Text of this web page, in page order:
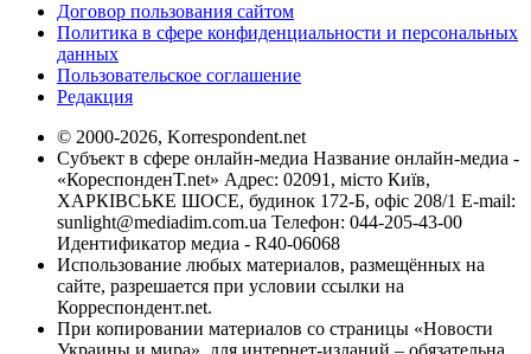
Договор пользования сайтом
Политика в сфере конфиденциальности и персональных
данных
Пользовательское соглашение
Редакция
© 2000-2026, Korrespondent.net
Субъект в сфере онлайн-медиа Название онлайн-медиа -
«КореспонденТ.net» Адрес: 02091, місто Київ,
ХАРКІВСЬКЕ ШОСЕ, будинок 172-Б, офіс 208/1 E-mail:
sunlight@mediadim.com.ua Телефон: 044-205-43-00
Идентификатор медиа - R40-06068
Использование любых материалов, размещённых на
сайте, разрешается при условии ссылки на
Корреспондент.net.
При копировании материалов со страницы «Новости